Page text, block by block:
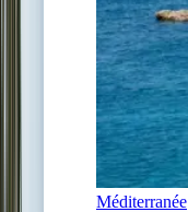
Méditerranée